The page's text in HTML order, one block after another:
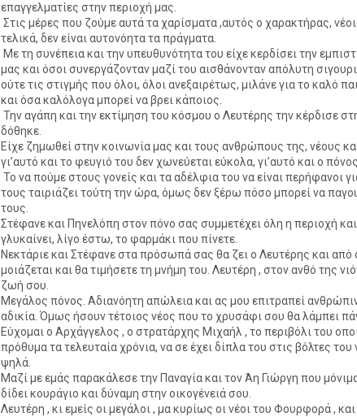
επαγγελματίες στην περιοχή μας.
Στις μέρες που ζούμε αυτά τα χαρίσματα ,αυτός ο χαρακτήρας,
τελικά, δεν είναι αυτονόητα τα πράγματα.
Με τη συνέπεια και την υπευθυνότητα του είχε κερδίσει την
μας και όσοι συνεργάζονταν μαζί του αισθάνονταν απόλυτη
ούτε τις στιγμής που όλοι, όλοι ανεξαιρέτως, μιλάνε για το καλό
και όσα καλόλογα μπορεί να βρει κάποιος.
Την αγάπη και την εκτίμηση του κόσμου ο Λευτέρης την κέρδισε
δόθηκε.
Είχε ζημωθεί στην κοινωνία μας και τους ανθρώπους της, νέους
γι’αυτό και το φευγιό του δεν χωνεύεται εύκολα, γι’αυτό και ο
Το να πούμε στους γονείς και τα αδέλφια του να είναι περήφανοι
τους ταιριάζει τούτη την ώρα, όμως δεν ξέρω πόσο μπορεί να
τους.
Στέφανε και Πηνελόπη στον πόνο σας συμμετέχει όλη η περιοχή
γλυκαίνει, λίγο έστω, το φαρμάκι που πίνετε.
Νεκτάριε και Στέφανε στα πρόσωπά σας θα ζει ο Λευτέρης και από
μοιάζεται και θα τιμήσετε τη μνήμη του. Λευτέρη , στον ανθό της
ζωή σου.
Μεγάλος πόνος. Αδιανόητη απώλεια και ας μου επιτραπεί
αδικία. Όμως ήσουν τέτοιος νέος που το χρυσάφι σου θα λάμπει
Εύχομαι ο Αρχάγγελος , ο στρατάρχης Μιχαήλ , το περιβόλι του
πρόθυμα τα τελευταία χρόνια, να σε έχει δίπλα του στις βόλτες
ψηλά.
Μαζί με εμάς παρακάλεσε την Παναγία και τον Άη Γιώργη που
δίδει κουράγιο και δύναμη στην οικογένειά σου.
Λευτέρη , κι εμείς οι μεγάλοι , μα κυρίως οι νέοι του Φουρφορά ,